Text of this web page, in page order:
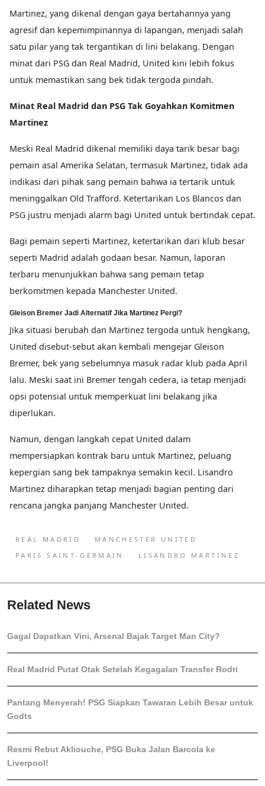
Martinez, yang dikenal dengan gaya bertahannya yang
agresif dan kepemimpinannya di lapangan, menjadi salah
satu pilar yang tak tergantikan di lini belakang. Dengan
minat dari PSG dan Real Madrid, United kini lebih fokus
untuk memastikan sang bek tidak tergoda pindah.
Minat Real Madrid dan PSG Tak Goyahkan Komitmen
Martinez
Meski Real Madrid dikenal memiliki daya tarik besar bagi
pemain asal Amerika Selatan, termasuk Martinez, tidak ada
indikasi dari pihak sang pemain bahwa ia tertarik untuk
meninggalkan Old Trafford. Ketertarikan Los Blancos dan
PSG justru menjadi alarm bagi United untuk bertindak cepat.
Bagi pemain seperti Martinez, ketertarikan dari klub besar
seperti Madrid adalah godaan besar. Namun, laporan
terbaru menunjukkan bahwa sang pemain tetap
berkomitmen kepada Manchester United.
Gleison Bremer Jadi Alternatif Jika Martinez Pergi?
Jika situasi berubah dan Martinez tergoda untuk hengkang,
United disebut-sebut akan kembali mengejar Gleison
Bremer, bek yang sebelumnya masuk radar klub pada April
lalu. Meski saat ini Bremer tengah cedera, ia tetap menjadi
opsi potensial untuk memperkuat lini belakang jika
diperlukan.
Namun, dengan langkah cepat United dalam
mempersiapkan kontrak baru untuk Martinez, peluang
kepergian sang bek tampaknya semakin kecil. Lisandro
Martinez diharapkan tetap menjadi bagian penting dari
rencana jangka panjang Manchester United.
REAL MADRID
MANCHESTER UNITED
PARIS SAINT-GERMAIN
LISANDRO MARTINEZ
Related News
Gagal Dapatkan Vini, Arsenal Bajak Target Man City?
Real Madrid Putat Otak Setelah Kegagalan Transfer Rodri
Pantang Menyerah! PSG Siapkan Tawaran Lebih Besar untuk
Godts
Resmi Rebut Akliouche, PSG Buka Jalan Barcola ke
Liverpool!